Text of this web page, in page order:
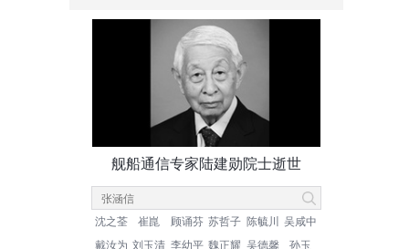
舰船通信专家陆建勋院士逝世
沈之荃 崔崑 顾诵芬 苏哲子 陈毓川
吴咸中
戴汝为 刘玉清 李幼平 魏正耀 吴德馨 孙玉